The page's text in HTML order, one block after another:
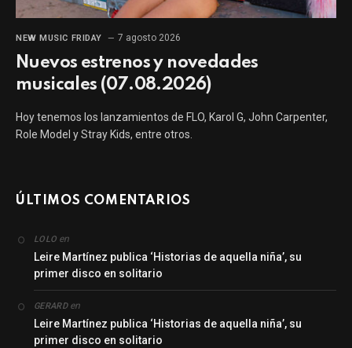
NEW MUSIC FRIDAY 7 agosto 2026
Nuevos estrenos y novedades
musicales (07.08.2026)
Hoy tenemos los lanzamientos de FLO, Karol G, John Carpenter,
Role Model y Stray Kids, entre otros.
ÚLTIMOS COMENTARIOS
LOLO en
Leire Martínez publica ‘Historias de aquella niña’, su
primer disco en solitario
GERARDen
Leire Martínez publica ‘Historias de aquella niña’, su
primer disco en solitario